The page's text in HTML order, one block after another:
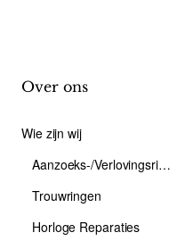
Over ons
Wie zijn wij
Aanzoeks-/Verlovingsring
Trouwringen
Horloge Reparaties